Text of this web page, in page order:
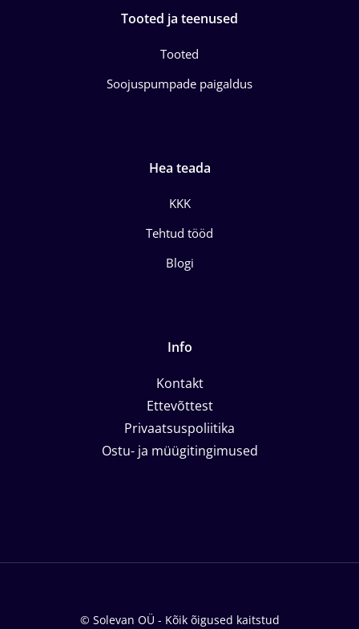
Tooted ja teenused
Tooted
Soojuspumpade paigaldus
Hea teada
KKK
Tehtud tööd
Blogi
Info
Kontakt
Ettevõttest
Privaatsuspoliitika
Ostu- ja müügitingimused
© Solevan OÜ - Kõik õigused kaitstud